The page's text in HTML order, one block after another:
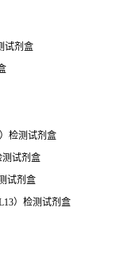
试剂盒
）检测试剂盒
测试剂盒
试剂盒
）检测试剂盒